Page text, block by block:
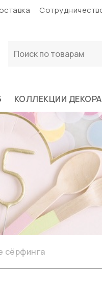
КОЛЛЕКЦИИ
сёрфинга